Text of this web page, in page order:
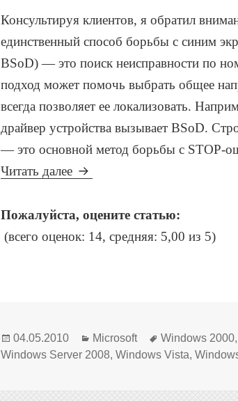
Консультируя клиентов, я обратил
единственный способ борьбы с синим
BSoD) — это поиск неисправности по
подход может помочь выбрать общее
всегда позволяет ее локализовать.
драйвер устройства вызывает BSoD.
— это основной метод борьбы с STOP-
Читать далее BSoD: Анализ дампов памяти
Пожалуйста, оцените статью:
(всего оценок: 14, средняя: 5,00 из 5)
Опубликовано
04.05.2010 Рубрики
Microsoft Метки
Windows 2000
Windows Server 2008,Windows Vista,